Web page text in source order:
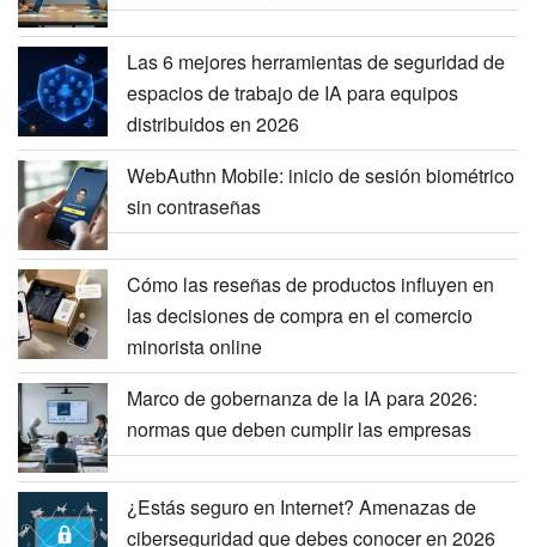
Las 6 mejores herramientas de seguridad de
espacios de trabajo de IA para equipos
distribuidos en 2026
WebAuthn Mobile: inicio de sesión biométrico
sin contraseñas
Cómo las reseñas de productos influyen en
las decisiones de compra en el comercio
minorista online
Marco de gobernanza de la IA para 2026:
normas que deben cumplir las empresas
¿Estás seguro en Internet? Amenazas de
ciberseguridad que debes conocer en 2026